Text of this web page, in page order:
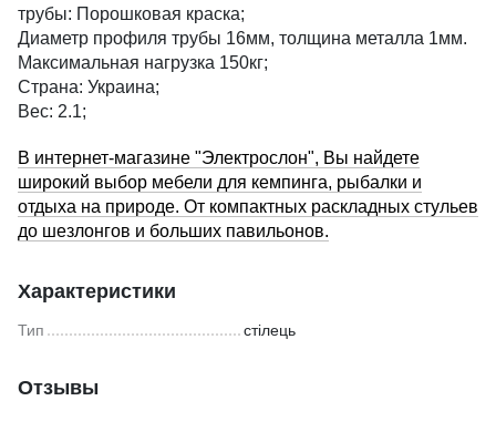
трубы: Порошковая краска;
Диаметр профиля трубы 16мм, толщина металла 1мм.
Максимальная нагрузка 150кг;
Страна: Украина;
Вес: 2.1;
В интернет-магазине "Электрослон", Вы найдете
широкий выбор мебели для кемпинга, рыбалки и
отдыха на природе. От компактных раскладных стульев
до шезлонгов и больших павильонов.
Характеристики
Тип стілець
Отзывы